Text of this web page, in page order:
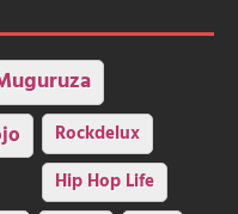
Rockdelux
Hip Hop Life